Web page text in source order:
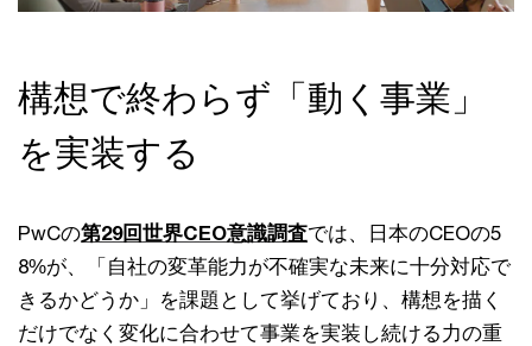
構想で終わらず「動く事業」
を実装する
PwCの第29回世界CEO意識調査では、日本のCEOの5
8%が、「自社の変革能力が不確実な未来に十分対応で
きるかどうか」を課題として挙げており、構想を描く
だけでなく変化に合わせて事業を実装し続ける力の重